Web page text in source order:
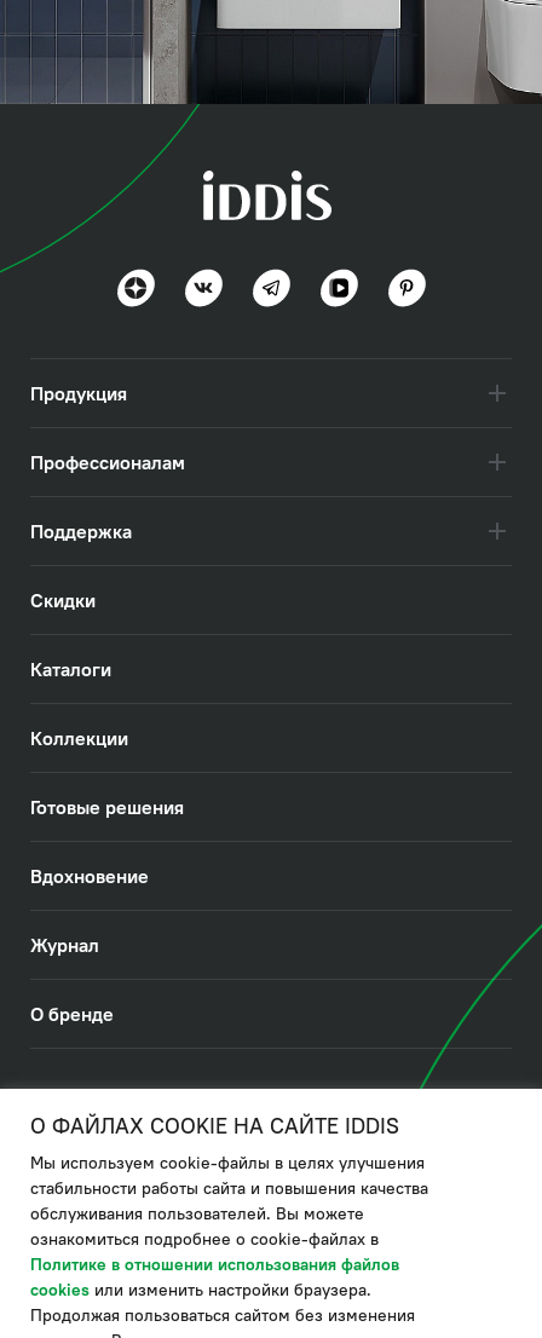
Оптима Хоум (Optima
Польза и функциональность
Продукция
Профессионалам
Поддержка
Скидки
Каталоги
Коллекции
Готовые решения
Вдохновение
Журнал
О бренде
Политика в отношении использования файлов cookies
Политика обработки ПДн
Политика в области управления цепочкой поставки
по системе "НСЛС"
Производитель оставляет за собой право в любой момент
О ФАЙЛАХ COOKIE НА САЙТЕ IDDIS
Мы используем cookie-файлы в целях улучшения
стабильности работы сайта и повышения качества
обслуживания пользователей. Вы можете
ознакомиться подробнее о cookie-файлах в
Политике в отношении использования файлов
cookies или изменить настройки браузера.
Продолжая пользоваться сайтом без изменения